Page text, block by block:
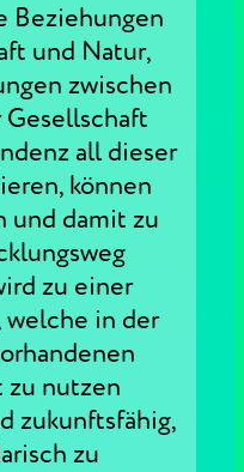
Beziehungen
und Natur,
zwischen
all dieser
können
und damit zu
zu einer
welche in der
zu nutzen
zukunftsfähig,
zu